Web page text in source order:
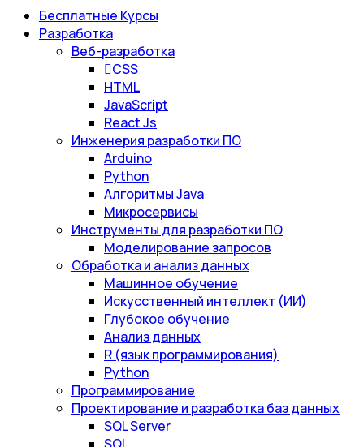
Бесплатные Курсы
Разработка
Веб-разработка
CSS
HTML
JavaScript
React Js
Инженерия разработки ПО
Arduino
Python
Алгоритмы Java
Микросервисы
Инструменты для разработки ПО
Моделирование запросов
Обработка и анализ данных
Машинное обучение
Искусственный интеллект (ИИ)
Глубокое обучение
Анализ данных
R (язык программирования)
Python
Программирование
Проектирование и разработка баз данных
SQL Server